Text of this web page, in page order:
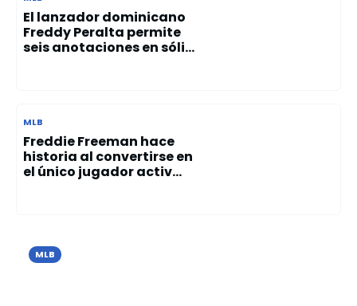
El lanzador dominicano
Freddy Peralta permite
seis anotaciones en sóli...
MLB
Freddie Freeman hace
historia al convertirse en
el único jugador activ...
MLB